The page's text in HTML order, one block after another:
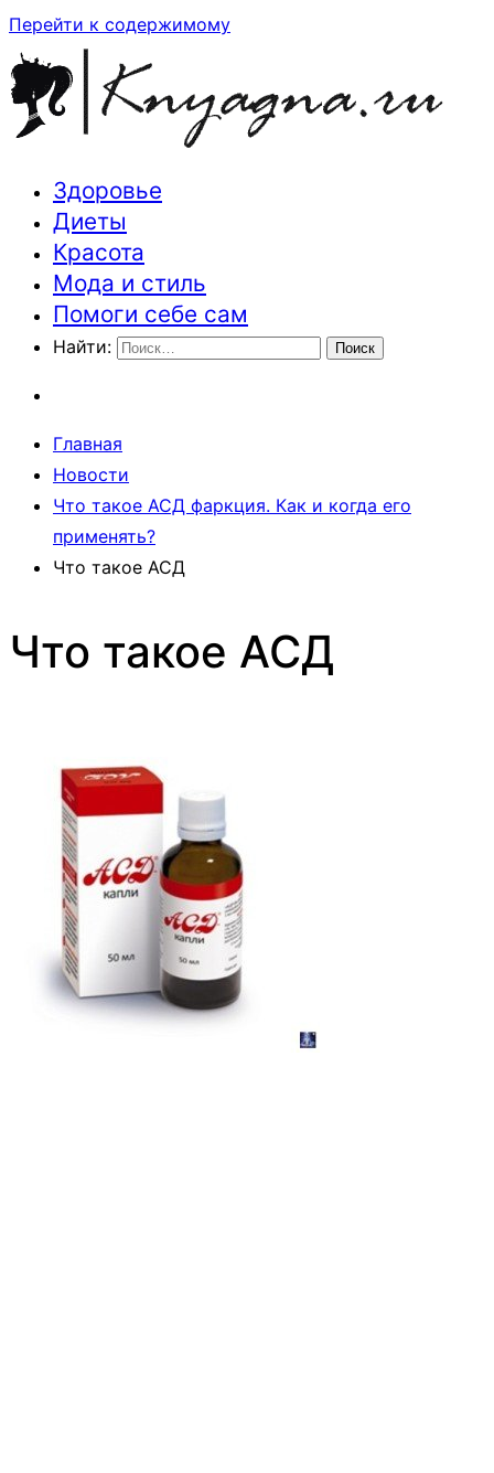
Перейти к содержимому
Траектория здоровья и красоты
Здоровье
Диеты
Красота
Мода и стиль
Помоги себе сам
Найти:
Главная
Новости
Что такое АСД фаркция. Как и когда его
применять?
Что такое АСД
Что такое АСД